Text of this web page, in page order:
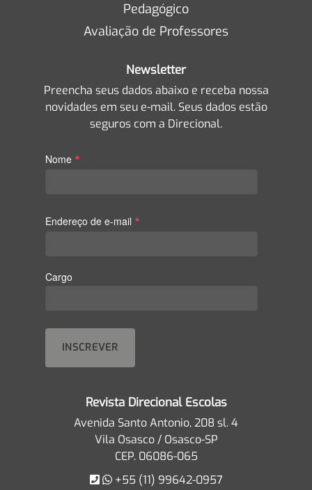
Pedagógico
Avaliação de Professores
Newsletter
Preencha seus dados abaixo e receba nossa
novidades em seu e-mail. Seus dados estão
seguros com a Direcional.
Nome *
Endereço de e-mail *
Cargo
Revista Direcional Escolas
Avenida Santo Antonio, 208 sl. 4
Vila Osasco / Osasco-SP
CEP. 06086-065
+55 (11) 99642-0957